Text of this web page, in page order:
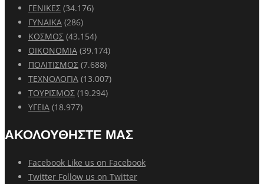
ΓΕΝΙΚΕΣ (34.176)
ΓΥΝΑΙΚΑ (286)
ΚΟΣΜΟΣ (43.154)
ΟΙΚΟΝΟΜΙΑ (39.174)
ΠΟΛΙΤΙΣΜΟΣ (7.688)
ΤΕΧΝΟΛΟΓΙΑ (13.007)
ΤΟΥΡΙΣΜΟΣ (19.294)
ΥΓΕΙΑ (18.977)
ΑΚΟΛΟΥΘΗΣΤΕ ΜΑΣ
Facebook Like us on Facebook
Twitter Follow us on Twitter